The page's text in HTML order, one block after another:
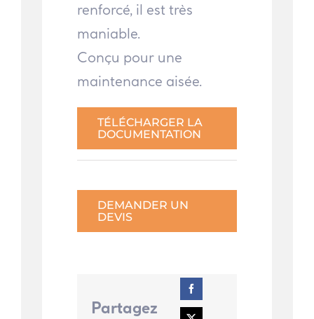
renforcé, il est très
maniable.
Conçu pour une
maintenance aisée.
TÉLÉCHARGER LA
DOCUMENTATION
DEMANDER UN
DEVIS
Partagez